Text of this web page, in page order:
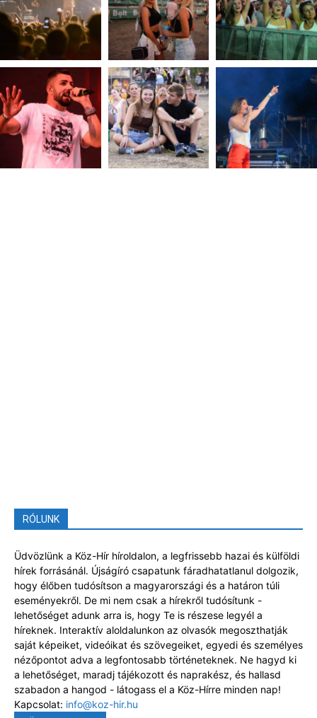
RÓLUNK
Üdvözlünk a Köz-Hír híroldalon, a legfrissebb hazai és külföldi
hírek forrásánál. Újságíró csapatunk fáradhatatlanul dolgozik,
hogy élőben tudósítson a magyarországi és a határon túli
eseményekről. De mi nem csak a hírekről tudósítunk -
lehetőséget adunk arra is, hogy Te is részese legyél a
híreknek. Interaktív aloldalunkon az olvasók megoszthatják
saját képeiket, videóikat és szövegeiket, egyedi és személyes
nézőpontot adva a legfontosabb történeteknek. Ne hagyd ki
a lehetőséget, maradj tájékozott és naprakész, és hallasd
szabadon a hangod - látogass el a Köz-Hírre minden nap!
Kapcsolat: info@koz-hir.hu